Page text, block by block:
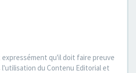
qu'il doit faire preuve
du Contenu Editorial et